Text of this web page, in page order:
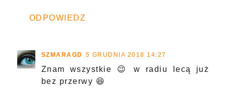
ODPOWIEDZ
SZMARAGD 5 GRUDNIA 2018 14:27
Znam wszystkie 😉 w radiu lecą już
bez przerwy 😆